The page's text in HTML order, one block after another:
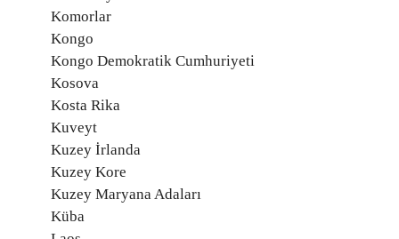
Komorlar
Kongo
Kongo Demokratik Cumhuriyeti
Kosova
Kosta Rika
Kuveyt
Kuzey İrlanda
Kuzey Kore
Kuzey Maryana Adaları
Küba